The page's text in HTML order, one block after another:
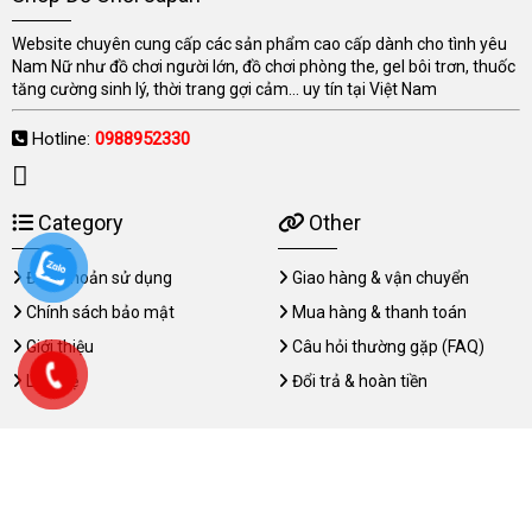
Website chuyên cung cấp các sản phẩm cao cấp dành cho tình yêu
Nam Nữ như đồ chơi người lớn, đồ chơi phòng the, gel bôi trơn, thuốc
tăng cường sinh lý, thời trang gợi cảm... uy tín tại Việt Nam
Hotline: 0988952330
Category
Điều khoản sử dụng
Chính sách bảo mật
Giới thiệu
Liên hệ
Other
Giao hàng & vận chuyển
Mua hàng & thanh toán
Câu hỏi thường gặp (FAQ)
Đổi trả & hoàn tiền